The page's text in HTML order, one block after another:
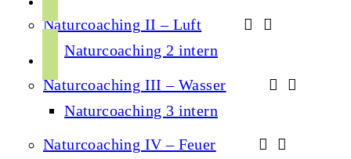
Naturcoaching II – Luft
Naturcoaching 2 intern
Naturcoaching III – Wasser
Naturcoaching 3 intern
Naturcoaching IV – Feuer
k
g
a
u
b
o
f